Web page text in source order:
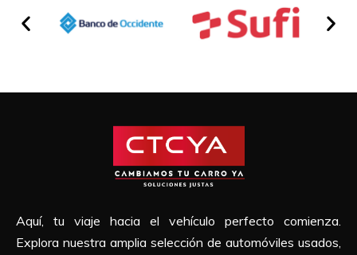
Aquí, tu viaje hacia el vehículo perfecto comienza.
Explora nuestra amplia selección de automóviles usados,